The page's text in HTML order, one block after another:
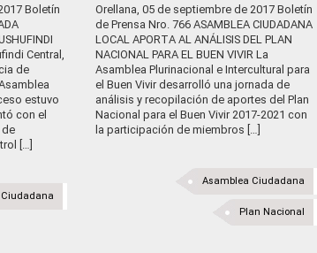
Boletín
Central,
de
estuvo
con el
de
[…]
Orellana, 05 de septiembre de 2017 Boletín
de Prensa Nro. 766 ASAMBLEA CIUDADANA
LOCAL APORTA AL ANÁLISIS DEL PLAN
NACIONAL PARA EL BUEN VIVIR La
Asamblea Plurinacional e Intercultural para
el Buen Vivir desarrolló una jornada de
análisis y recopilación de aportes del Plan
Nacional para el Buen Vivir 2017-2021 con
la participación de miembros […]
Asamblea Ciudadana
Plan Nacional